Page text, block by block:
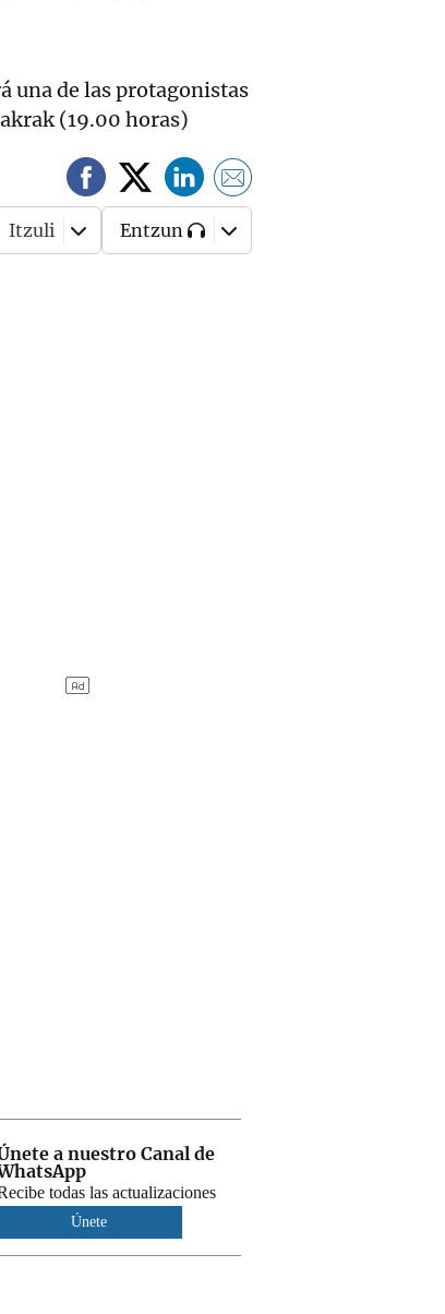
una de las protagonistas
(19.00 horas)
Itzuli Entzun
a nuestro Canal de
todas las actualizaciones
Únete